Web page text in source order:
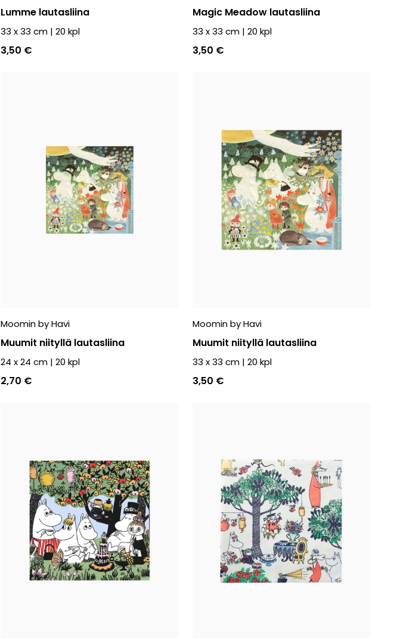
Lumme lautasliina
33 x 33 cm | 20 kpl
3,50 €
Magic Meadow lautasliina
33 x 33 cm | 20 kpl
3,50 €
Moomin by Havi
Muumit niityllä lautasliina
24 x 24 cm | 20 kpl
2,70 €
Moomin by Havi
Muumit niityllä lautasliina
33 x 33 cm | 20 kpl
3,50 €